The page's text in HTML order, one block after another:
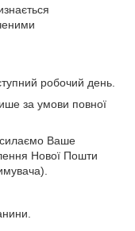
робочий день.
за умови повної
Ваше
Нової Пошти